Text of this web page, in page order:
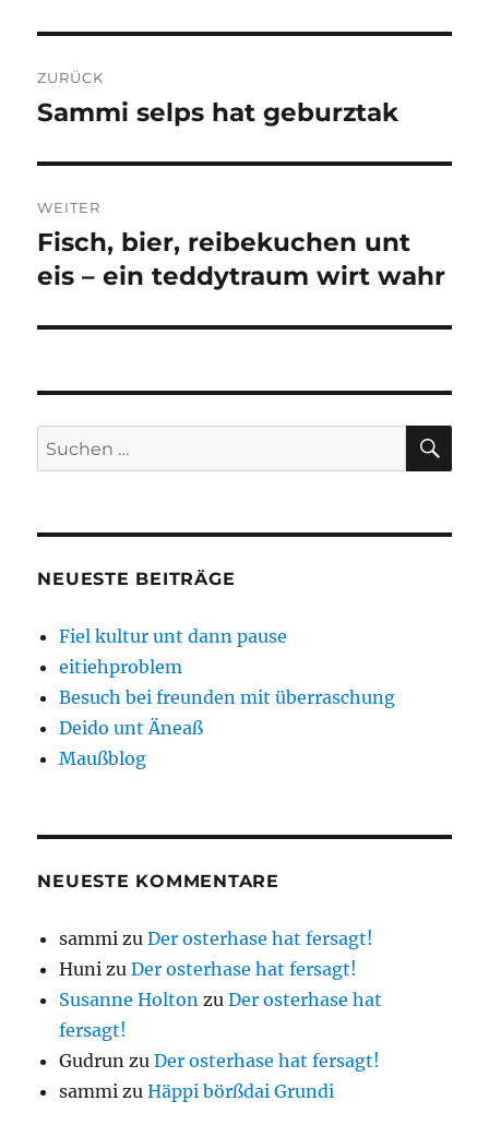
ZURÜCK
Vorheriger
Sammi selps hat geburztak
WEITER
Nächster
Beitrag:
Fisch, bier, reibekuchen unt
eis – ein teddytraum wirt wahr
Suchen
nach:
NEUESTE BEITRÄGE
Fiel kultur unt dann pause
eitiehproblem
Besuch bei freunden mit überraschung
Deido unt Äneaß
Maußblog
NEUESTE KOMMENTARE
sammi zuDer osterhase hat fersagt!
Huni zuDer osterhase hat fersagt!
Susanne Holton zuDer osterhase hat
fersagt!
Gudrun zuDer osterhase hat fersagt!
sammi zuHäppi börßdai Grundi